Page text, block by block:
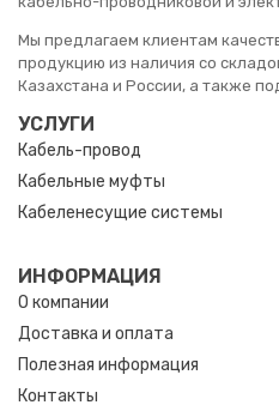
Мы предлагаем клиентам
продукцию из наличия со
Казахстана и России, а также
УСЛУГИ
Кабель-провод
Кабельные муфты
Кабеленесущие системы
ИНФОРМАЦИЯ
О компании
Доставка и оплата
Полезная информация
Контакты